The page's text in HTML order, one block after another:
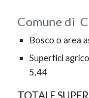
Comune di
Bosco o area
Superfici
5,44
TOTALE